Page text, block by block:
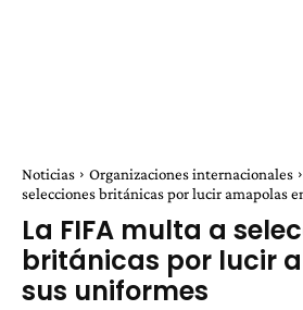
Noticias Organizaciones internacionales
selecciones británicas por lucir amapolas
La FIFA multa a
británicas por lucir
sus uniformes